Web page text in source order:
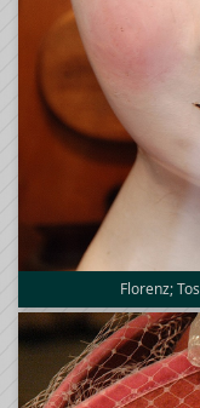
Florenz;